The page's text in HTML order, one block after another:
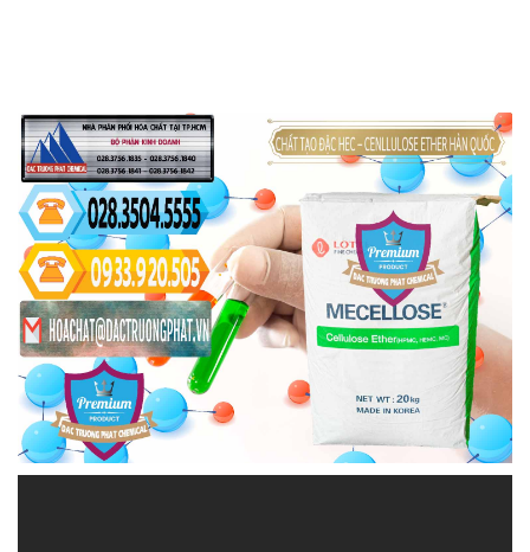
Hồ Chí Minh
Công ty Hóa Chất Đắc Trường Phát là đối tác đáng
tin cậy trong lĩnh vực cung cấp và phân phối hóa
chất. Chúng tôi không ngừng cải tiến và nghiên cứu
để đảm bảo rằng sản phẩm của chúng tôi luôn đáp
ứng và vượt qua các yêu cầu khắt khe nhất từ
khách hàng.
Chúng tôi hiểu rõ rằng sự tin tưởng của khách hàng
đến từ chất lượng và an toàn của sản phẩm hóa
chất. Với cam kết này, chúng tôi tự hào là đối tác
đáng tin cậy, mang đến những giải pháp hóa chất